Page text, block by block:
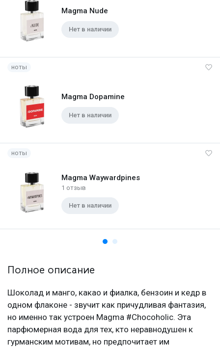
Magma Nude
Нет в наличии
ноты
Magma Dopamine
Нет в наличии
ноты
Magma Waywardpines
1 отзыв
Нет в наличии
Полное описание
Шоколад и манго, какао и фиалка, бензоин и кедр в
одном флаконе - звучит как причудливая фантазия,
но именно так устроен Magma #Chocoholic. Эта
парфюмерная вода для тех, кто неравнодушен к
гурманским мотивам, но предпочитает им